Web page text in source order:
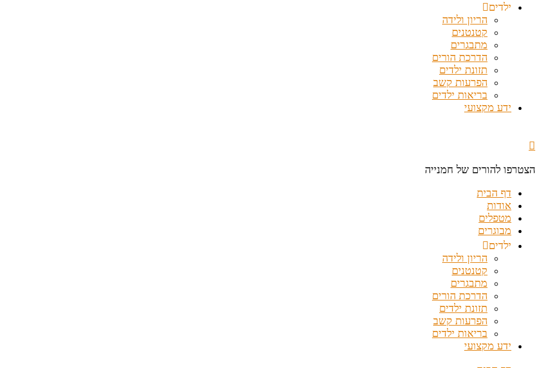
ילדים
הריון ולידה
קטנטנים
מתבגרים
הדרכת הורים
תזונת ילדים
הפרעות קשב
בריאות ילדים
ידע מקצועי
הצטרפו להורים של חמנייה
דף הבית
אודות
מטפלים
מבוגרים
ילדים
הריון ולידה
קטנטנים
מתבגרים
הדרכת הורים
תזונת ילדים
הפרעות קשב
בריאות ילדים
ידע מקצועי